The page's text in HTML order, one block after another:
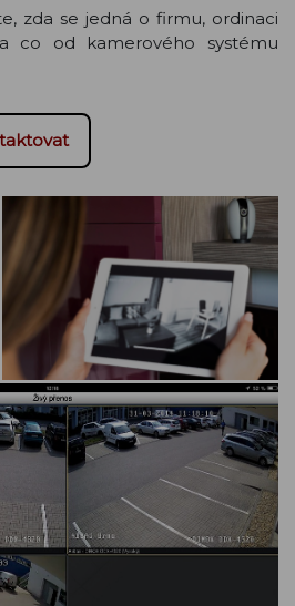
zda se jedná o firmu, ordinaci
co od kamerového systému